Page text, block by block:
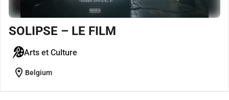
SOLIPSE – LE FILM
Arts et Culture
location_on Belgium